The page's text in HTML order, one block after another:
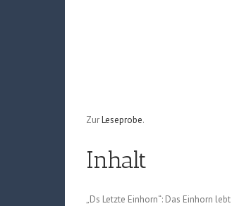
ZurLeseprobe.
Inhalt
„Ds Letzte Einhorn“: Das Einhorn